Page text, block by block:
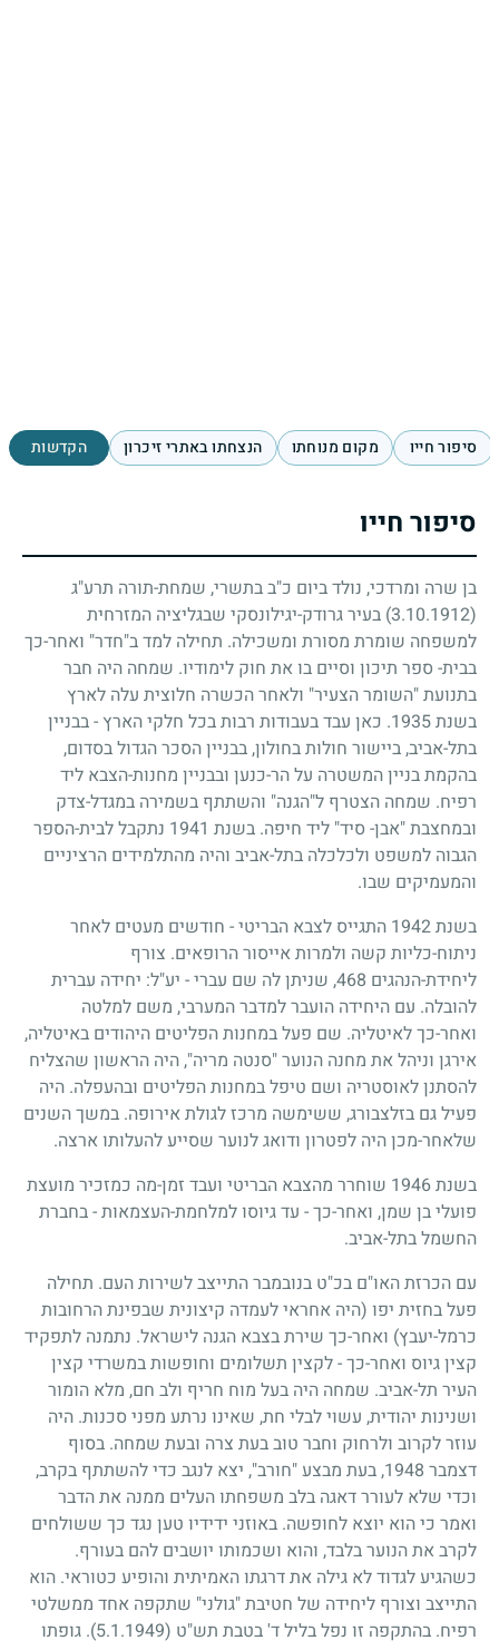
סיפור חייו מקום מנוחתו הנצחתו באתרי זיכרון הקדשות
סיפור חייו
בן שרה ומרדכי, נולד ביום כ"ב בתשרי, שמחת-תורה תרע"ג
(3.10.1912)
בעיר גרודק-יגילונסקי שבגליציה המזרחית
למשפחה שומרת מסורת ומשכילה. תחילה למד ב"חדר" ואחר-כך
בבית- ספר תיכון וסיים בו את חוק לימודיו. שמחה היה חבר
בתנועת "השומר הצעיר" ולאחר הכשרה חלוצית עלה לארץ
בשנת1935. כאן עבד בעבודות רבות בכל חלקי הארץ - בבניין
בתל-אביב, ביישור חולות בחולון, בבניין הסכר הגדול בסדום,
בהקמת בניין המשטרה על הר-כנען ובבניין מחנות-הצבא ליד
רפיח. שמחה הצטרף ל"הגנה" והשתתף בשמירה במגדל-צדק
ובמחצבת "אבן- סיד" ליד חיפה. בשנת 1941 נתקבל לבית-הספר
הגבוה למשפט ולכלכלה בתל-אביב והיה מהתלמידים הרציניים
והמעמיקים שבו.
בשנת1942 התגייס לצבא הבריטי - חודשים מעטים לאחר
ניתוח-כליות קשה ולמרות אייסור הרופאים. צורף
ליחידת-הנהגים 468, שניתן לה שם עברי - יע"ל: יחידה עברית
להובלה. עם היחידה הועבר למדבר המערבי, משם למלטה
ואחר-כך לאיטליה. שם פעל במחנות הפליטים היהודים באיטליה,
אירגן וניהל את מחנה הנוער "סנטה מריה", היה הראשון שהצליח
להסתנן לאוסטריה ושם טיפל במחנות הפליטים ובהעפלה. היה
פעיל גם בזלצבורג, ששימשה מרכז לגולת אירופה. במשך השנים
שלאחר-מכן היה לפטרון ודואג לנוער שסייע להעלותו ארצה.
בשנת1946 שוחרר מהצבא הבריטי ועבד זמן-מה כמזכיר מועצת
פועלי בן שמן, ואחר-כך - עד גיוסו למלחמת-העצמאות - בחברת
החשמל בתל-אביב.
עם הכרזת האו"ם בכ"ט בנובמבר התייצב לשירות העם. תחילה
פעל בחזית יפו (היה אחראי לעמדה קיצונית שבפינת הרחובות
כרמל-יעבץ) ואחר-כך שירת בצבא הגנה לישראל. נתמנה לתפקיד
קצין גיוס ואחר-כך - לקצין תשלומים וחופשות במשרדי קצין
העיר תל-אביב. שמחה היה בעל מוח חריף ולב חם, מלא הומור
ושנינות יהודית, עשוי לבלי חת, שאינו נרתע מפני סכנות. היה
עוזר לקרוב ולרחוק וחבר טוב בעת צרה ובעת שמחה. בסוף
דצמבר 1948, בעת מבצע "חורב", יצא לנגב כדי להשתתף בקרב,
וכדי שלא לעורר דאגה בלב משפחתו העלים ממנה את הדבר
ואמר כי הוא יוצא לחופשה. באוזני ידידיו טען נגד כך ששולחים
לקרב את הנוער בלבד, והוא ושכמותו יושבים להם בעורף.
כשהגיע לגדוד לא גילה את דרגתו האמיתית והופיע כטוראי. הוא
התייצב וצורף ליחידה של חטיבת "גולני" שתקפה אחד ממשלטי
רפיח. בהתקפה זו נפל בליל ד' בטבת תש"ט (5.1.1949)
. גופתו